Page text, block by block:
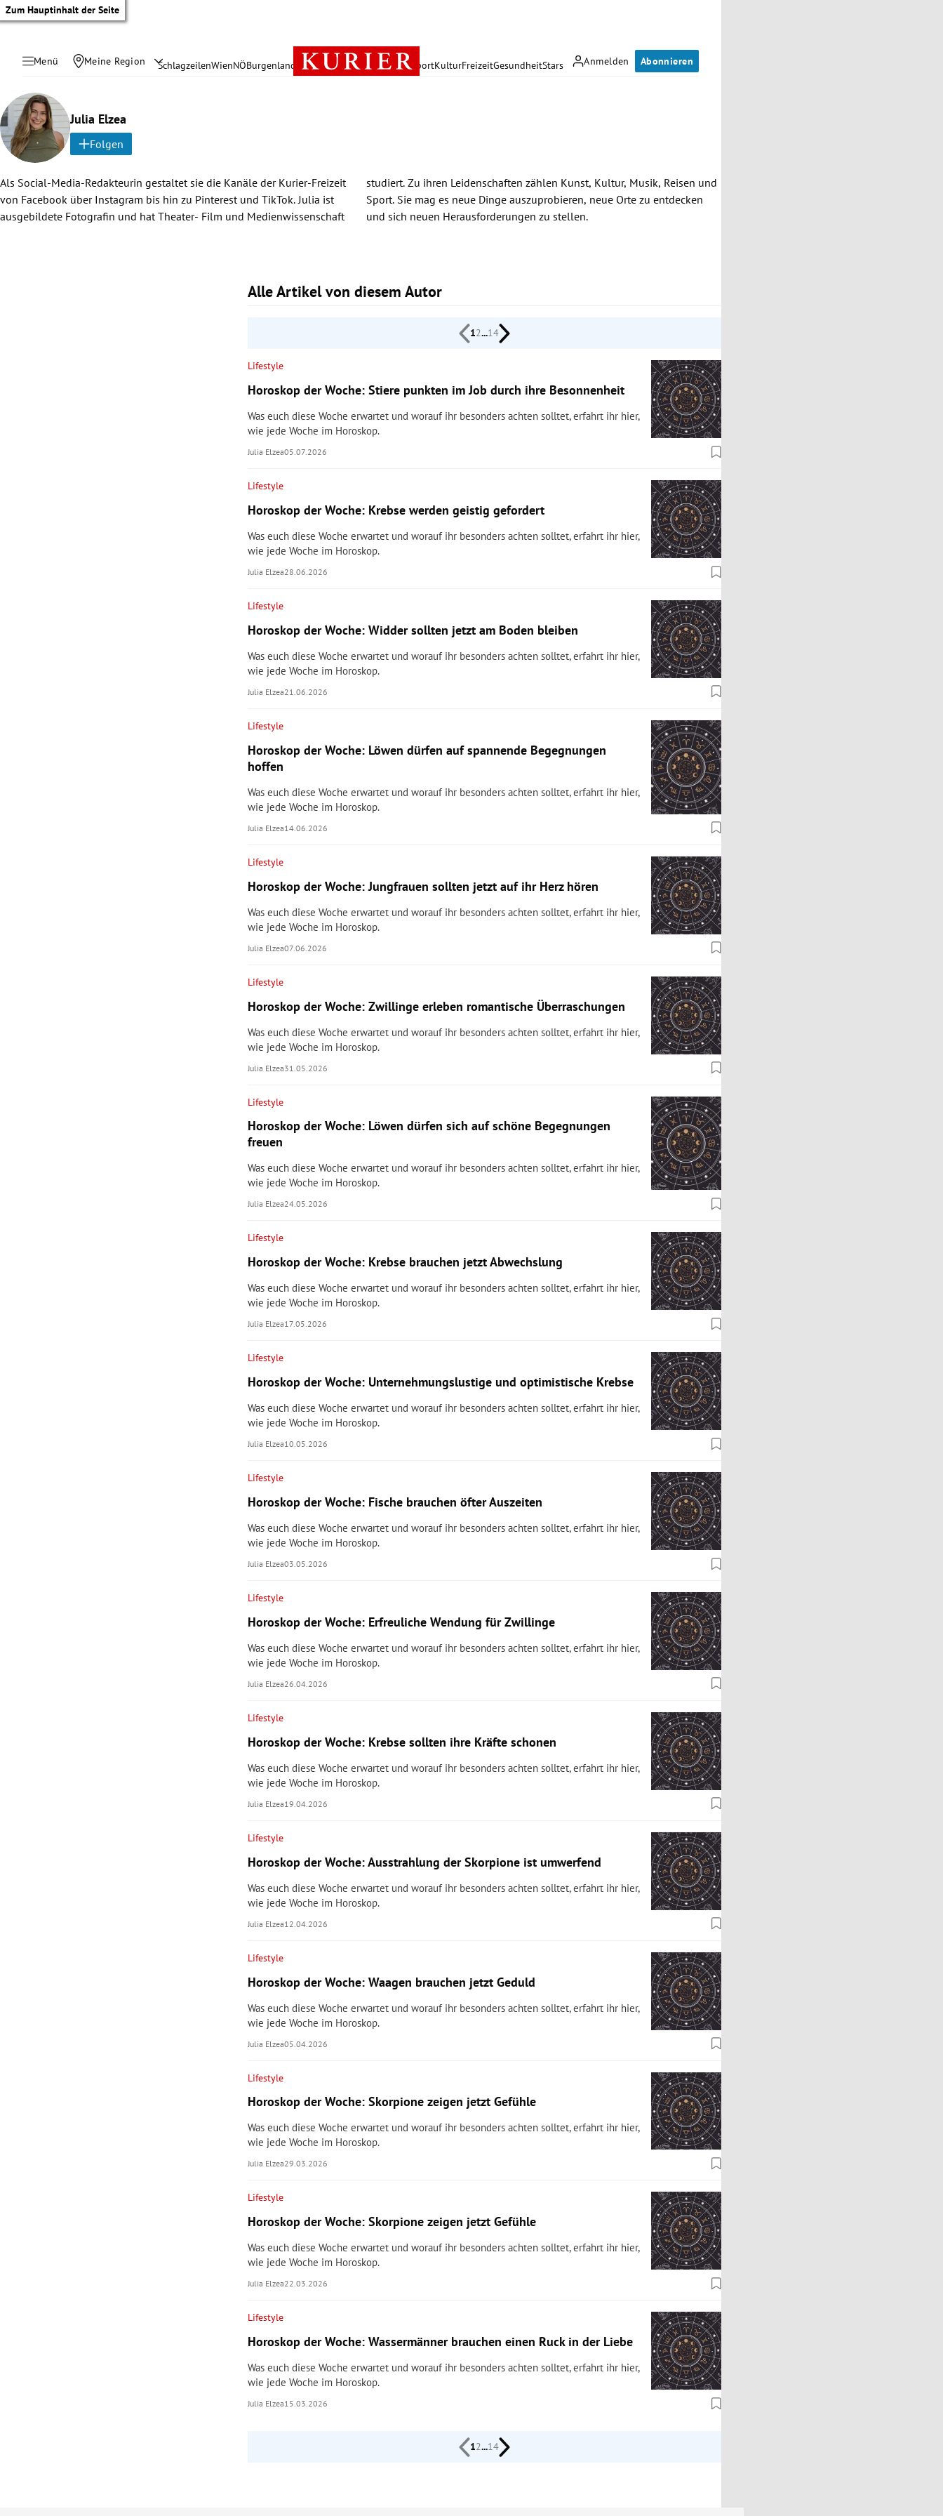
Zum Hauptinhalt der Seite
Menü Meine Region Anmelden Abonnieren
SchlagzeilenWienNÖBurgenland Österreich PolitikWirtschaft SportKulturFreizeitGesundheitStars
Julia Elzea
Folgen
Als Social-Media-Redakteurin gestaltet sie die Kanäle der Kurier-Freizeit
von Facebook über Instagram bis hin zu Pinterest und TikTok. Julia ist
ausgebildete Fotografin und hat Theater- Film und Medienwissenschaft
studiert. Zu ihren Leidenschaften zählen Kunst, Kultur, Musik, Reisen und
Sport. Sie mag es neue Dinge auszuprobieren, neue Orte zu entdecken
und sich neuen Herausforderungen zu stellen.
Alle Artikel von diesem Autor
12...14
Lifestyle
Horoskop der Woche: Stiere punkten im Job durch ihre Besonnenheit
Was euch diese Woche erwartet und worauf ihr besonders achten solltet, erfahrt ihr hier,
wie jede Woche im Horoskop.
Julia Elzea05.07.2026
Lifestyle
Horoskop der Woche: Krebse werden geistig gefordert
Was euch diese Woche erwartet und worauf ihr besonders achten solltet, erfahrt ihr hier,
wie jede Woche im Horoskop.
Julia Elzea28.06.2026
Lifestyle
Horoskop der Woche: Widder sollten jetzt am Boden bleiben
Was euch diese Woche erwartet und worauf ihr besonders achten solltet, erfahrt ihr hier,
wie jede Woche im Horoskop.
Julia Elzea21.06.2026
Lifestyle
Horoskop der Woche: Löwen dürfen auf spannende Begegnungen
hoffen
Was euch diese Woche erwartet und worauf ihr besonders achten solltet, erfahrt ihr hier,
wie jede Woche im Horoskop.
Julia Elzea14.06.2026
Lifestyle
Horoskop der Woche: Jungfrauen sollten jetzt auf ihr Herz hören
Was euch diese Woche erwartet und worauf ihr besonders achten solltet, erfahrt ihr hier,
wie jede Woche im Horoskop.
Julia Elzea07.06.2026
Lifestyle
Horoskop der Woche: Zwillinge erleben romantische Überraschungen
Was euch diese Woche erwartet und worauf ihr besonders achten solltet, erfahrt ihr hier,
wie jede Woche im Horoskop.
Julia Elzea31.05.2026
Lifestyle
Horoskop der Woche: Löwen dürfen sich auf schöne Begegnungen
freuen
Was euch diese Woche erwartet und worauf ihr besonders achten solltet, erfahrt ihr hier,
wie jede Woche im Horoskop.
Julia Elzea24.05.2026
Lifestyle
Horoskop der Woche: Krebse brauchen jetzt Abwechslung
Was euch diese Woche erwartet und worauf ihr besonders achten solltet, erfahrt ihr hier,
wie jede Woche im Horoskop.
Julia Elzea17.05.2026
Lifestyle
Horoskop der Woche: Unternehmungslustige und optimistische Krebse
Was euch diese Woche erwartet und worauf ihr besonders achten solltet, erfahrt ihr hier,
wie jede Woche im Horoskop.
Julia Elzea10.05.2026
Lifestyle
Horoskop der Woche: Fische brauchen öfter Auszeiten
Was euch diese Woche erwartet und worauf ihr besonders achten solltet, erfahrt ihr hier,
wie jede Woche im Horoskop.
Julia Elzea03.05.2026
Lifestyle
Horoskop der Woche: Erfreuliche Wendung für Zwillinge
Was euch diese Woche erwartet und worauf ihr besonders achten solltet, erfahrt ihr hier,
wie jede Woche im Horoskop.
Julia Elzea26.04.2026
Lifestyle
Horoskop der Woche: Krebse sollten ihre Kräfte schonen
Was euch diese Woche erwartet und worauf ihr besonders achten solltet, erfahrt ihr hier,
wie jede Woche im Horoskop.
Julia Elzea19.04.2026
Lifestyle
Horoskop der Woche: Ausstrahlung der Skorpione ist umwerfend
Was euch diese Woche erwartet und worauf ihr besonders achten solltet, erfahrt ihr hier,
wie jede Woche im Horoskop.
Julia Elzea12.04.2026
Lifestyle
Horoskop der Woche: Waagen brauchen jetzt Geduld
Was euch diese Woche erwartet und worauf ihr besonders achten solltet, erfahrt ihr hier,
wie jede Woche im Horoskop.
Julia Elzea05.04.2026
Lifestyle
Horoskop der Woche: Skorpione zeigen jetzt Gefühle
Was euch diese Woche erwartet und worauf ihr besonders achten solltet, erfahrt ihr hier,
wie jede Woche im Horoskop.
Julia Elzea29.03.2026
Lifestyle
Horoskop der Woche: Skorpione zeigen jetzt Gefühle
Was euch diese Woche erwartet und worauf ihr besonders achten solltet, erfahrt ihr hier,
wie jede Woche im Horoskop.
Julia Elzea22.03.2026
Lifestyle
Horoskop der Woche: Wassermänner brauchen einen Ruck in der Liebe
Was euch diese Woche erwartet und worauf ihr besonders achten solltet, erfahrt ihr hier,
wie jede Woche im Horoskop.
Julia Elzea15.03.2026
12...14